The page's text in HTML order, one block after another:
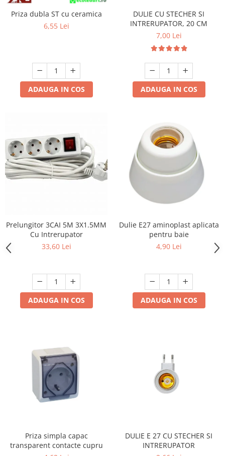
Masina de facut gheata
Produse grele si voluminoase
Priza dubla ST cu ceramica
6,55 Lei
ADAUGA IN COS
DULIE CU STECHER SI
INTRERUPATOR, 20 CM
7,00 Lei
ADAUGA IN COS
Prelungitor 3CAI 5M 3X1.5MM
Cu Intrerupator
33,60 Lei
ADAUGA IN COS
Dulie E27 aminoplast aplicata
pentru baie
4,90 Lei
ADAUGA IN COS
Priza simpla capac
transparent contacte cupru
DULIE E 27 CU STECHER SI
INTRERUPATOR